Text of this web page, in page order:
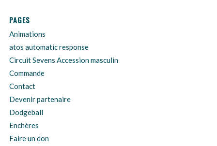
PAGES
Animations
atos automatic response
Circuit Sevens Accession masculin
Commande
Contact
Devenir partenaire
Dodgeball
Enchères
Faire un don